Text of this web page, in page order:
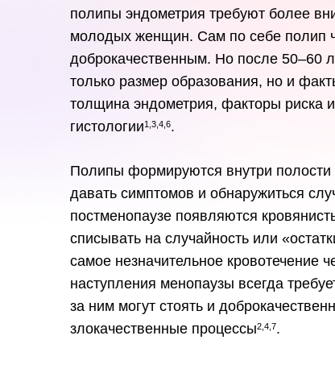
полипы эндометрия требуют более
молодых женщин. Сам по себе полип
доброкачественным. Но после 50–60
только размер образования, но и
толщина эндометрия, факторы риска
гистологии1,3,4,6.
Полипы формируются внутри полости
давать симптомов и обнаружиться
постменопаузе появляются
списывать на случайность или
самое незначительное кровотечение
наступления менопаузы всегда
за ним могут стоять и
злокачественные процессы2,4,7.